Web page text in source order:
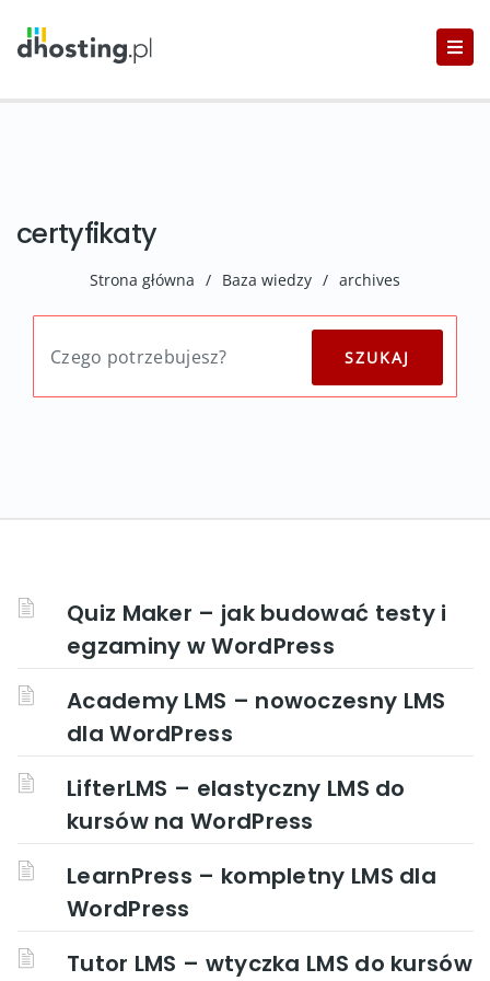
certyfikaty
Strona główna / Baza wiedzy / archives
Quiz Maker – jak budować testy i
egzaminy w WordPress
Academy LMS – nowoczesny LMS
dla WordPress
LifterLMS – elastyczny LMS do
kursów na WordPress
LearnPress – kompletny LMS dla
WordPress
Tutor LMS – wtyczka LMS do kursów